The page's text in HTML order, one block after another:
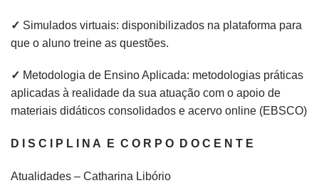
✓ Simulados virtuais: disponibilizados na plataforma para
que o aluno treine as questões.
✓ Metodologia de Ensino Aplicada: metodologias práticas
aplicadas à realidade da sua atuação com o apoio de
materiais didáticos consolidados e acervo online (EBSCO)
D I S C I P L I N A E C O R P O D O C E N T E
Atualidades – Catharina Libório